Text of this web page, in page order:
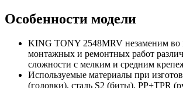
Особенности модели
KING TONY 2548MRV незаменим во
монтажных и ремонтных работ
сложности с мелким и средним
Используемые материалы при
(головки), сталь S2 (биты), PP+TPR